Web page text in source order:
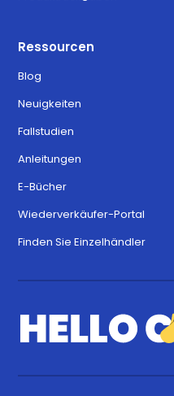
Ressourcen
Blog
Neuigkeiten
Fallstudien
Anleitungen
E-Bücher
Wiederverkäufer-Portal
Finden Sie Einzelhändler